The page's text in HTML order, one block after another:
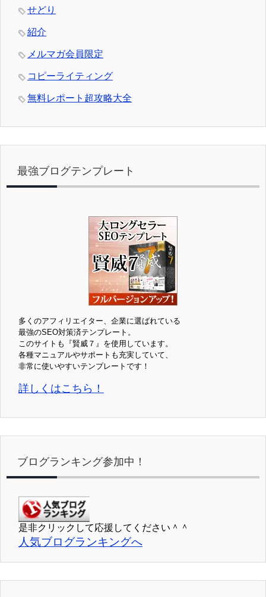
せどり
紹介
メルマガ会員限定
コピーライティング
無料レポート超攻略大全
最強ブログテンプレート
多くのアフィリエイター、企業に選ばれている
最強のSEO対策済テンプレート。
このサイトも『賢威７』を使用しています。
各種マニュアルやサポートも充実していて、
非常に使いやすいテンプレートです！
詳しくはこちら！
ブログランキング参加中！
是非クリックして応援してください＾＾
人気ブログランキングへ